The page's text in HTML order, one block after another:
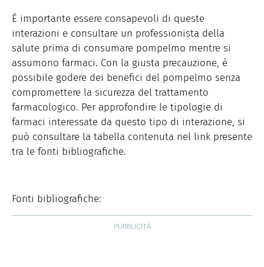
È importante essere consapevoli di queste
interazioni e consultare un professionista della
salute prima di consumare pompelmo mentre si
assumono farmaci. Con la giusta precauzione, è
possibile godere dei benefici del pompelmo senza
compromettere la sicurezza del trattamento
farmacologico. Per approfondire le tipologie di
farmaci interessate da questo tipo di interazione, si
può consultare la tabella contenuta nel link presente
tra le fonti bibliografiche.
Fonti bibliografiche: